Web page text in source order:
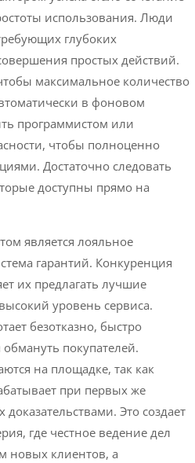
использования. Люди
глубоких
простых действий.
максимальное количество
в фоновом
программистом или
чтобы полноценно
Достаточно следовать
доступны прямо на
является лояльное
гарантий. Конкуренция
их предлагать лучшие
уровень сервиса.
безотказно, быстро
обмануть покупателей.
на площадке, так как
при первых же
Это создает
где честное ведение дел
новых клиентов, а